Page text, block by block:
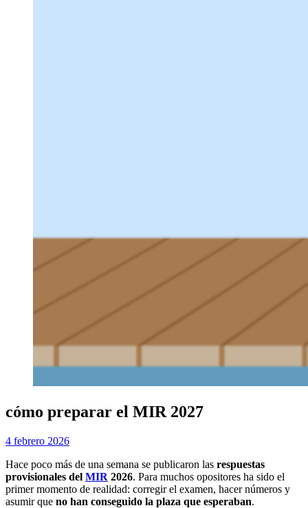
cómo preparar el MIR 2027
porExamen MIR
Publicada
4 febrero 2026
Hace poco más de una semana se publicaron las respuestas
provisionales del MIR 2026. Para muchos opositores ha sido el
primer momento de realidad: corregir el examen, hacer números y
asumir que no han conseguido la plaza que esperaban.